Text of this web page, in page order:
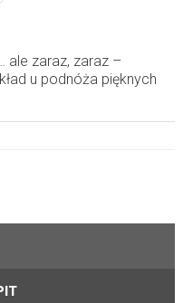
ale zaraz, zaraz –
u podnóża pięknych